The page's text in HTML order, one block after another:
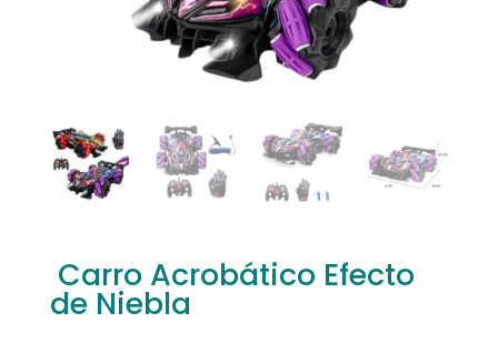
Carro Acrobático Efecto
de Niebla